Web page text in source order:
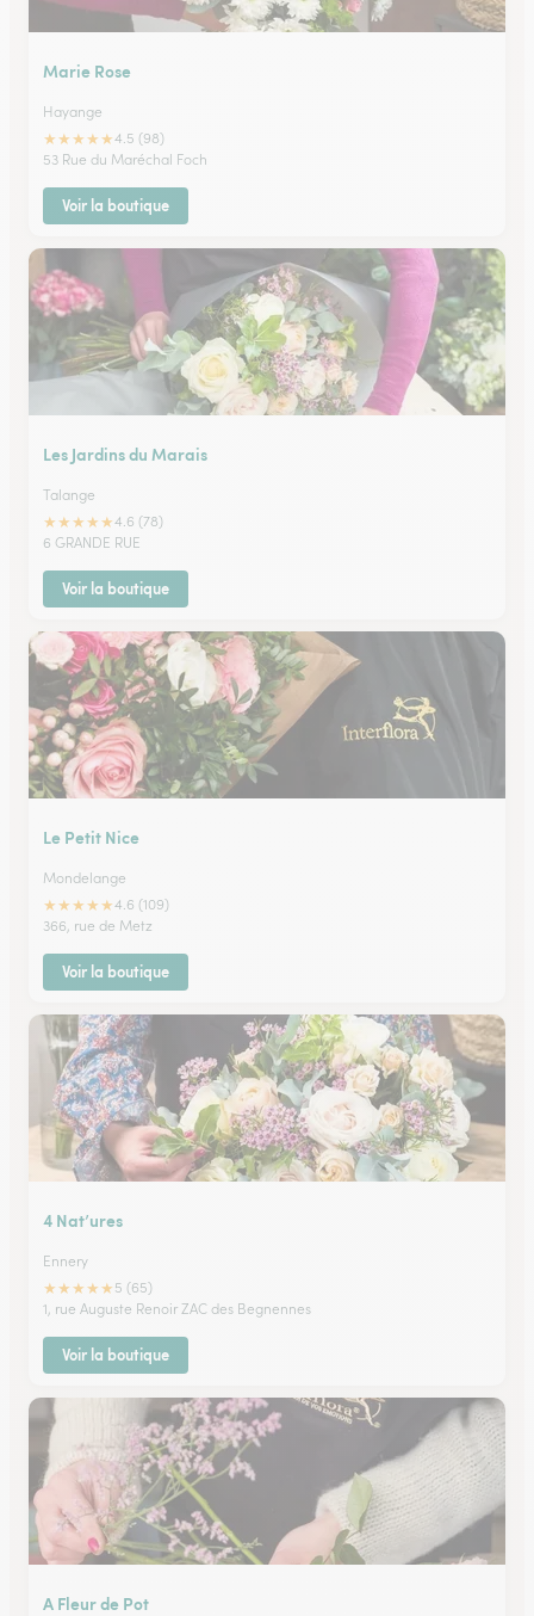
Marie Rose
Hayange
★★★★★4.5 (98)
53 Rue du Maréchal Foch
Voir la boutique
Les Jardins du Marais
Talange
★★★★★4.6 (78)
6 GRANDE RUE
Voir la boutique
Le Petit Nice
Mondelange
★★★★★4.6 (109)
366, rue de Metz
Voir la boutique
4 Nat’ures
Ennery
★★★★★ 5 (65)
1, rue Auguste Renoir ZAC des Begnennes
Voir la boutique
A Fleur de Pot